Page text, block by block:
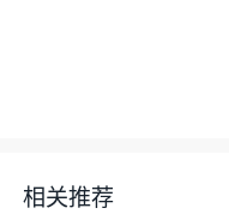
相关推荐